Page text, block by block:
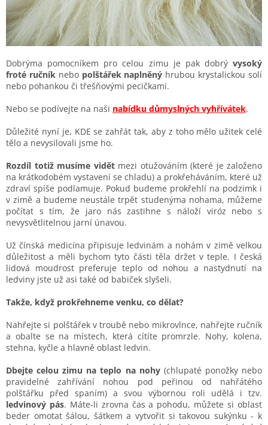
Dobrýma pomocníkem pro celou zimu je pak dobrý vysoký
froté ručníknebo polštářek naplněný hrubou krystalickou solí
nebo pohankou či třešňovými pecičkami.
Nebo se podívejte na naši nabídku důmyslných vyhřívátek.
Důležité nyní je, KDE se zahřát tak, aby z toho mělo užitek celé
tělo a nevysilovali jsme ho.
Rozdíl totiž musíme vidětmezi otužováním (které je založeno
na krátkodobém vystavení se chladu) a prokřeháváním, které už
zdraví spíše podlamuje. Pokud budeme prokřehlí na podzimk i
v zimě a budeme neustále trpět studenýma nohama, můžeme
počítat s tím, že jaro nás zastihne s náloží viróz nebo s
nevysvětlitelnou jarní únavou.
Už čínská medicína připisuje ledvinám a nohám v zimě velkou
důležitost a měli bychom tyto části těla držet v teple. I česká
lidová moudrost preferuje teplo od nohou a nastydnutí na
ledviny jste už asi také od babiček slyšeli.
Takže, když prokřehneme venku, co dělat?
Nahřejte si polštářek v troubě nebo mikrovlnce, nahřejte ručník
a obalte se na místech, která cítíte promrzle. Nohy, kolena,
stehna, kyčle a hlavně oblast ledvin.
Dbejte celou zimu na teplo na nohy(chlupaté ponožky nebo
pravidelné zahřívání nohou pod peřinou od nahřátého
polštářku před spaním) a svou výbornou roli udělá i tzv.
ledvinový pás. Máte-li zrovna čas a pohodu, můžete si oblast
beder omotat šálou, šátkem a vytvořit si takovou sukýnku - k